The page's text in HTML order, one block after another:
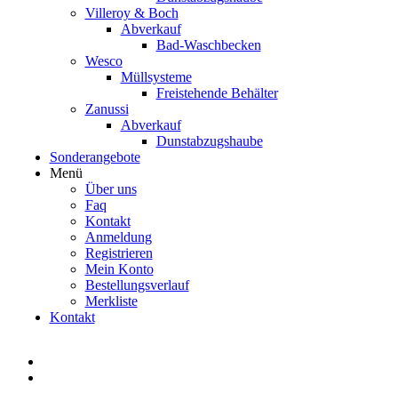
Villeroy & Boch
Abverkauf
Bad-Waschbecken
Wesco
Müllsysteme
Freistehende Behälter
Zanussi
Abverkauf
Dunstabzugshaube
Sonderangebote
Menü
Über uns
Faq
Kontakt
Anmeldung
Registrieren
Mein Konto
Bestellungsverlauf
Merkliste
Kontakt